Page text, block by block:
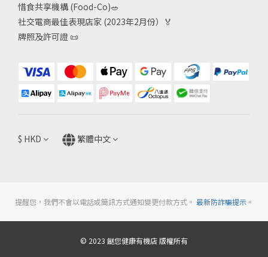
惜食共享機構 (Food-Co)🥗
社交電商最佳表現店家 (2023年2月份）🏅
牌照及許可證 📜
$ HKD 繁體中文
提醒您，我們不會以電話或簡訊方式通知變更付款方式。 最新防詐騙提示。
© 2023 餸您健康有機店 版權所有